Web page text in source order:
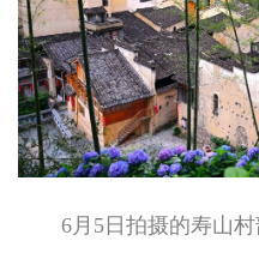
6月5日拍摄的寿山村